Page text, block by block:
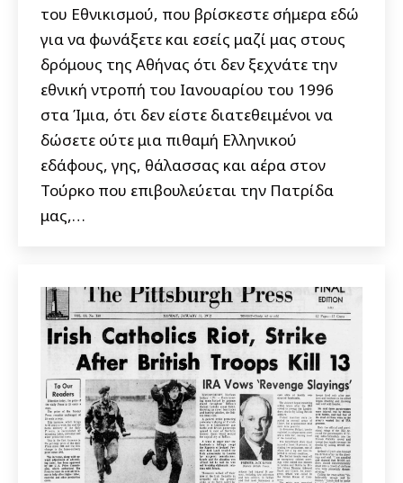
του Εθνικισμού, που βρίσκεστε σήμερα εδώ
για να φωνάξετε και εσείς μαζί μας στους
δρόμους της Αθήνας ότι δεν ξεχνάτε την
εθνική ντροπή του Ιανουαρίου του 1996
στα Ίμια, ότι δεν είστε διατεθειμένοι να
δώσετε ούτε μια πιθαμή Ελληνικού
εδάφους, γης, θάλασσας και αέρα στον
Τούρκο που επιβουλεύεται την Πατρίδα
μας,…